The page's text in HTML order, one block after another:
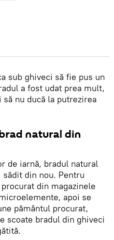
sub ghiveci să fie pus un
a fost udat prea mult,
să nu ducă la putrezirea
natural din
de iarnă, bradul natural
din nou. Pentru
din magazinele
apoi se
pământul procurat,
scoate bradul din ghiveci